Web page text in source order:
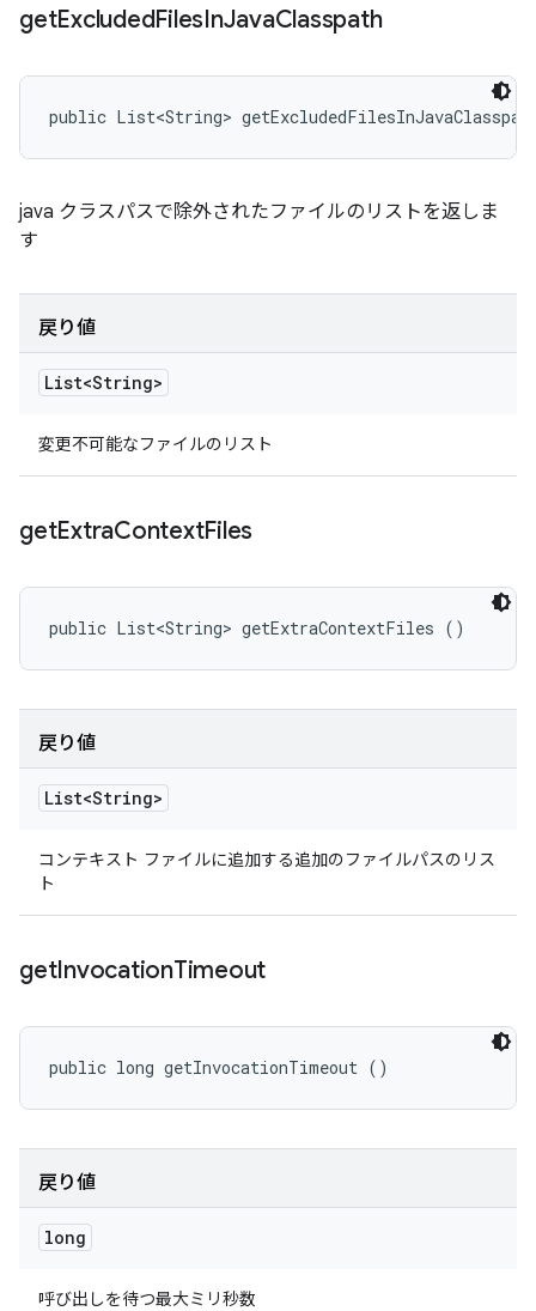
getExcludedFilesInJavaClasspath
public List<String>
java クラスパスで除外されたファイルのリストを返しま
す
戻り値
List<String>
変更不可能なファイルのリスト
getExtraContextFiles
public List<String> getExtraContextFiles ()
戻り値
List<String>
コンテキスト ファイルに追加する追加のファイルパスのリス
ト
getInvocationTimeout
public long getInvocationTimeout ()
戻り値
long
呼び出しを待つ最大ミリ秒数